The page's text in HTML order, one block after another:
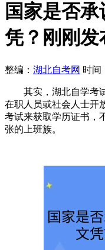
国家是否
凭？刚刚发
整编： 湖北自考网 时间
其实，湖北自学考试
在职人员或社会人士开
考试来获取学历证书，
张的上班族。